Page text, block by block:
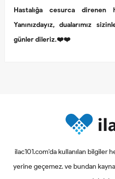
Hastalığa cesurca
Yanınızdayız, dualarımız
günler dileriz.❤️❤️
ilac101.com'da kullanılan bilgiler
yerine geçemez. ve bundan